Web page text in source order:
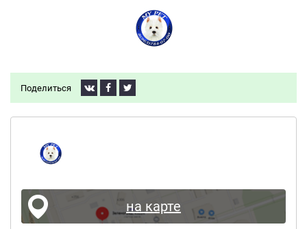
Поделиться
на карте